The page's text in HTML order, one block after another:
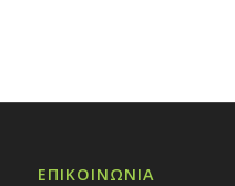
ΕΠΙΚΟΙΝΩΝΙΑ